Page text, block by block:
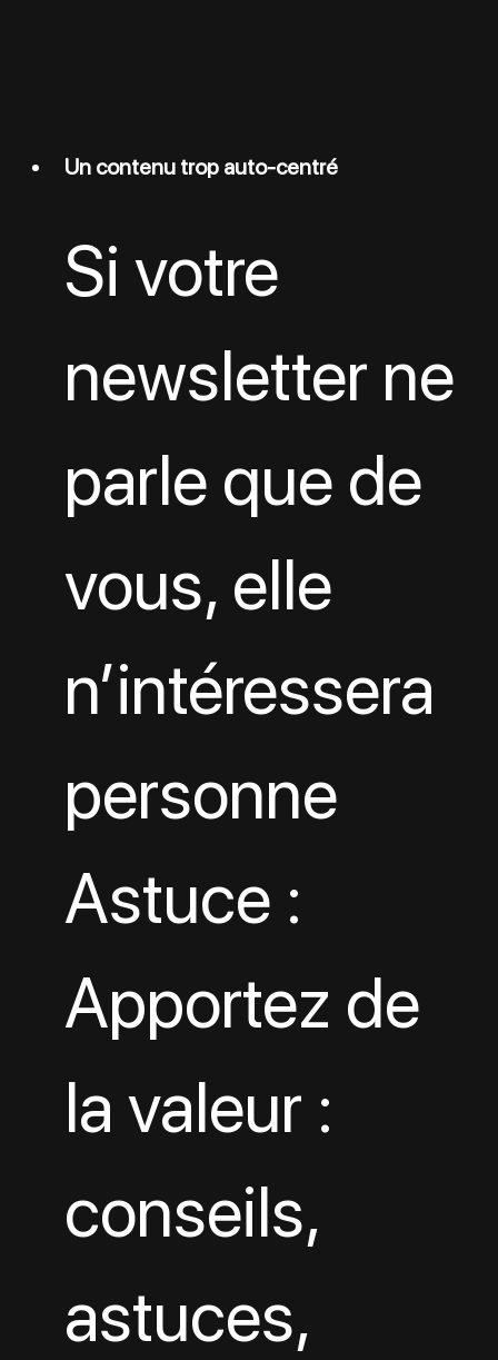
Un contenu trop auto-centré
Si votre
newsletter ne
parle que de
vous, elle
n’intéressera
personne
Astuce :
Apportez de
la valeur :
conseils,
astuces,